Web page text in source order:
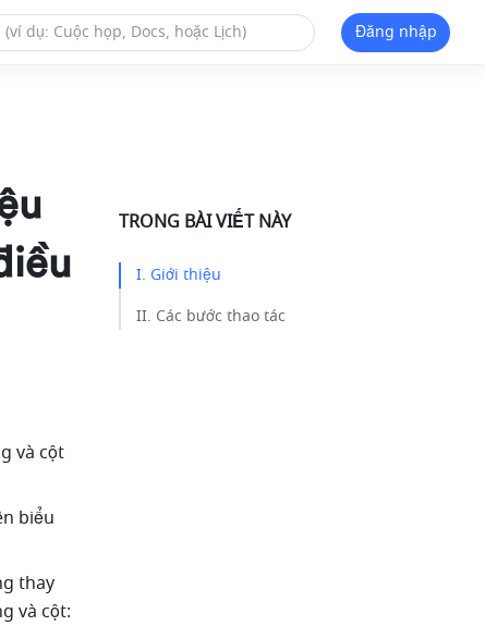
Đăng nhập
và cột
biểu
thay
và cột:
TRONG BÀI VIẾT NÀY
I. Giới thiệu​
II. Các bước thao tác​